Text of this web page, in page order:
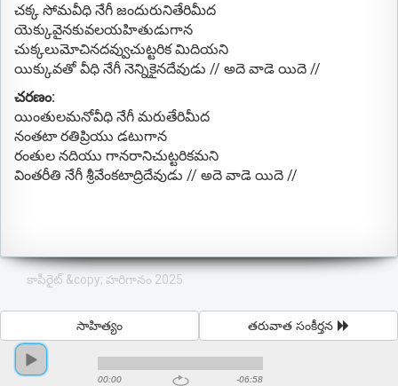
చక్క సోమవీధి నేగీ జందురునితేరిమీద
యెక్కువైనకువలయహితుడుగాన
చుక్కలుమోచినదవ్వుచుట్టరిక మిదియని
యిక్కువతో వీధి నేగీ నెన్నికైనదేవుడు // అదె వాడె యిదె //
చరణం:
యింతులమనోవీధి నేగీ మరుతేరిమీద
నంతటా రతిప్రియు డటుగాన
రంతుల నదియు గానరానిచుట్టరికమని
వింతరీతి నేగీ శ్రీవేంకటాద్రిదేవుడు // అదె వాడె యిదె //
కాపీరైట్ &copy; హరిగానం 2025
తరువాత సంకీర్తన
సాహిత్యం
00:00 -06:58